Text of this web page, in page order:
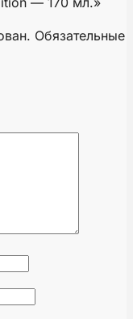
Обязательные